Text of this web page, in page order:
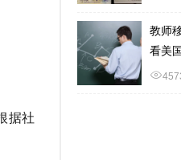
据社
教师
看美
酬！